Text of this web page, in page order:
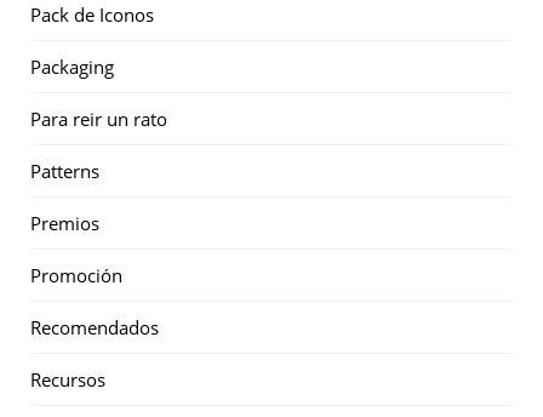
Pack de Iconos
Packaging
Para reir un rato
Patterns
Premios
Promoción
Recomendados
Recursos